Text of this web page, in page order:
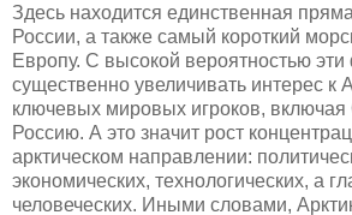
Здесь находится единственная
России, а также самый короткий
Европу. С высокой вероятностью эти
существенно увеличивать интерес к
ключевых мировых игроков,
Россию. А это значит рост
арктическом направлении:
экономических, технологических, а
человеческих. Иными словами,